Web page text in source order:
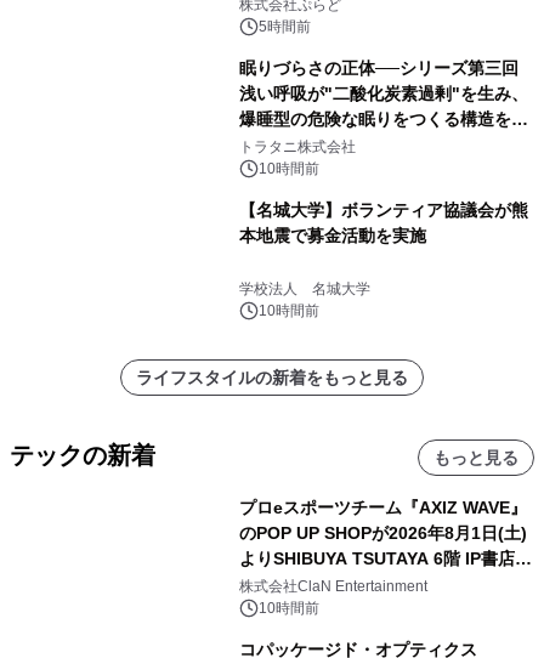
得な素泊まり連泊プランで
株式会社ぷらど
5時間前
眠りづらさの正体──シリーズ第三回
浅い呼吸が"二酸化炭素過剰"を生み、
爆睡型の危険な眠りをつくる構造を解
説
トラタニ株式会社
10時間前
【名城大学】ボランティア協議会が熊
本地震で募金活動を実施
学校法人 名城大学
10時間前
ライフスタイルの新着をもっと見る
テックの新着 もっと見る
プロeスポーツチーム『AXIZ WAVE』
のPOP UP SHOPが2026年8月1日(土)
よりSHIBUYA TSUTAYA 6階 IP書店で
開催決定！！
株式会社ClaN Entertainment
10時間前
コパッケージド・オプティクス